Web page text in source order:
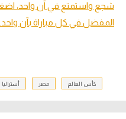
شجع واستمتع في آن واحد،
المفضل في كل مباراة بآن واحد.
كأس العالم مصر أستراليا